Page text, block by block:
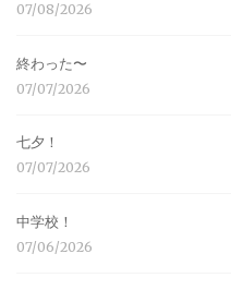
07/08/2026
終わった〜
07/07/2026
七夕！
07/07/2026
中学校！
07/06/2026